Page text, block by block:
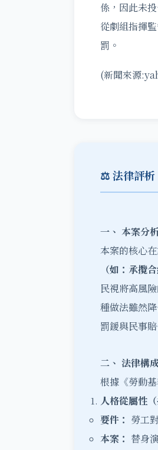
係，因此未
從劇組指揮
罰。
(新聞來源
⚖️ 法律評析
一、 本案分
本案的核心
（如：承攬
民視將高風
種做法雖然
罰鍰與民事賠
二、 法律構
根據《勞動
人格從屬性
要件： 勞工
本案： 替身